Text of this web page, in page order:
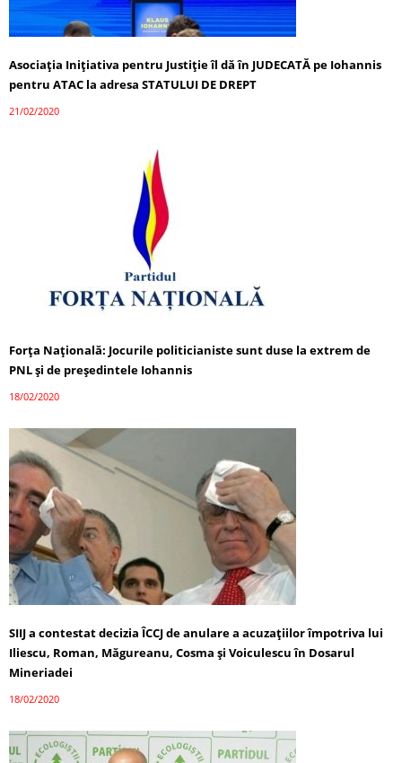
Asociaţia Iniţiativa pentru Justiţie îl dă în JUDECATĂ pe Iohannis
pentru ATAC la adresa STATULUI DE DREPT
21/02/2020
Forța Națională: Jocurile politicianiste sunt duse la extrem de
PNL și de președintele Iohannis
18/02/2020
SIIJ a contestat decizia ÎCCJ de anulare a acuzaţiilor împotriva lui
Iliescu, Roman, Măgureanu, Cosma şi Voiculescu în Dosarul
Mineriadei
18/02/2020